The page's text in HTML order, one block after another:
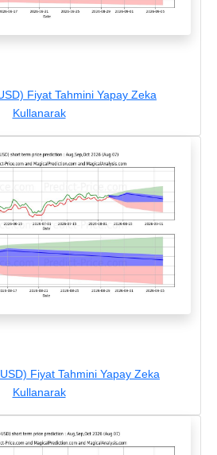
Fiyat Tahmini Yapay Zeka
Kullanarak
Fiyat Tahmini Yapay Zeka
Kullanarak